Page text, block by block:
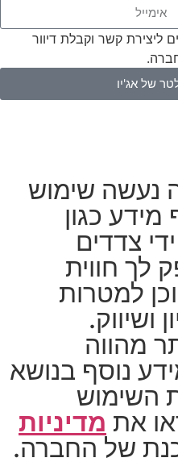
קשר וקבלת דיוור
של אג'יו
נעשה שימוש
מידע כגון
צדדים
לך חווית
למטרות
ושיווק.
מהווה
נוסף בנושא
השימוש
את מדיניות
של החברה.